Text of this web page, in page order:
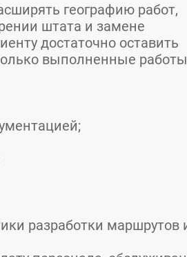
географию работ,
штата и замене
достаточно оставить
выполненные
разработки маршрутов